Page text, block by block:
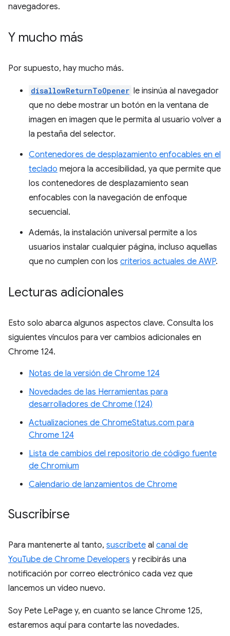
navegadores.
Y mucho más
Por supuesto, hay mucho más.
disallowReturnToOpener le insinúa al navegador
que no debe mostrar un botón en la ventana de
imagen en imagen que le permita al usuario volver a
la pestaña del selector.
Contenedores de desplazamiento enfocables en el
teclado mejora la accesibilidad, ya que permite que
los contenedores de desplazamiento sean
enfocables con la navegación de enfoque
secuencial.
Además, la instalación universal permite a los
usuarios instalar cualquier página, incluso aquellas
que no cumplen con los criterios actuales de AWP.
Lecturas adicionales
Esto solo abarca algunos aspectos clave. Consulta los
siguientes vínculos para ver cambios adicionales en
Chrome 124.
Notas de la versión de Chrome 124
Novedades de las Herramientas para
desarrolladores de Chrome (124)
Actualizaciones de ChromeStatus.com para
Chrome 124
Lista de cambios del repositorio de código fuente
de Chromium
Calendario de lanzamientos de Chrome
Suscribirse
Para mantenerte al tanto, suscríbete al canal de
YouTube de Chrome Developers y recibirás una
notificación por correo electrónico cada vez que
lancemos un video nuevo.
Soy Pete LePage y, en cuanto se lance Chrome 125,
estaremos aquí para contarte las novedades.